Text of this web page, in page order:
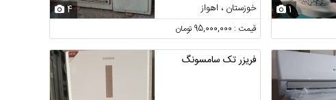
1 خوزستان ، اهواز 4
قیمت : 95,000,000 تومان
فریزر تک سامسونگ